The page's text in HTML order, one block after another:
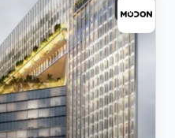
تجارى